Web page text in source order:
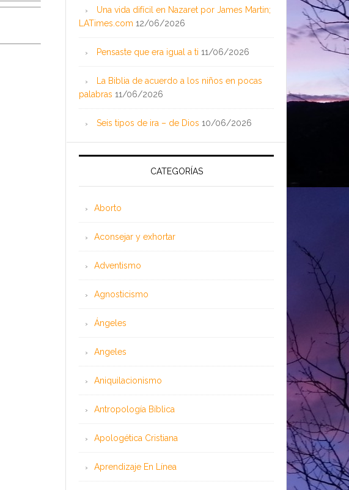
Una vida difícil en Nazaret por James Martin;
LATimes.com 12/06/2026
Pensaste que era igual a ti 11/06/2026
La Biblia de acuerdo a los niños en pocas
palabras 11/06/2026
Seis tipos de ira – de Dios 10/06/2026
CATEGORÍAS
Aborto
Aconsejar y exhortar
Adventismo
Agnosticismo
Ángeles
Angeles
Aniquilacionismo
Antropología Bíblica
Apologética Cristiana
Aprendizaje En Línea